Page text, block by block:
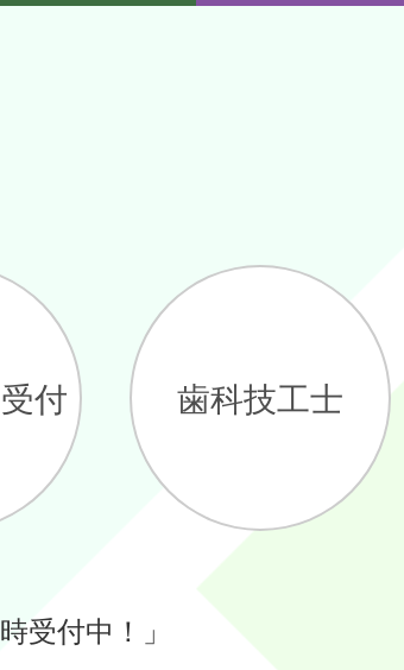
付 歯科技工士
受付中！」